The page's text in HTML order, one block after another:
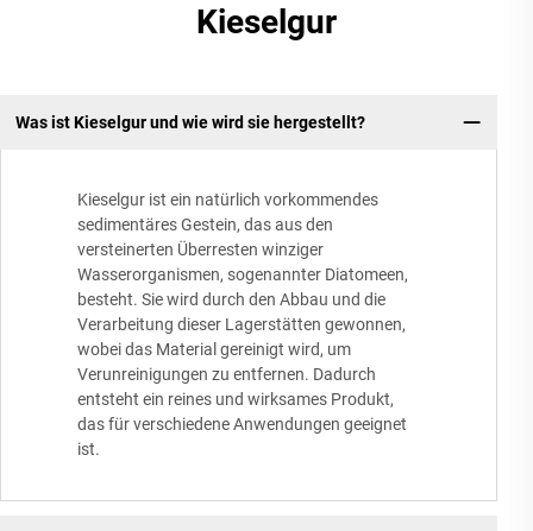
Kieselgur
Was ist Kieselgur und wie wird sie hergestellt?
Kieselgur ist ein natürlich vorkommendes
sedimentäres Gestein, das aus den
versteinerten Überresten winziger
Wasserorganismen, sogenannter Diatomeen,
besteht. Sie wird durch den Abbau und die
Verarbeitung dieser Lagerstätten gewonnen,
wobei das Material gereinigt wird, um
Verunreinigungen zu entfernen. Dadurch
entsteht ein reines und wirksames Produkt,
das für verschiedene Anwendungen geeignet
ist.